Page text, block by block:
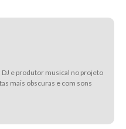
DJ e produtor musical no projeto
mais obscuras e com sons